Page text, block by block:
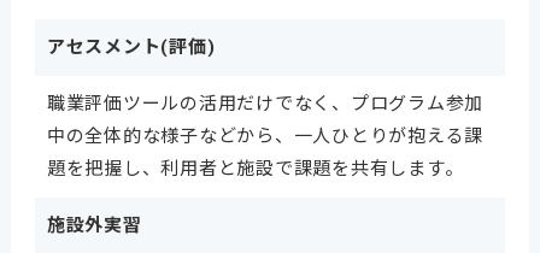
アセスメント(評価)
職業評価ツールの活用だけでなく、プログラム参加
中の全体的な様子などから、一人ひとりが抱える課
題を把握し、利用者と施設で課題を共有します。
施設外実習